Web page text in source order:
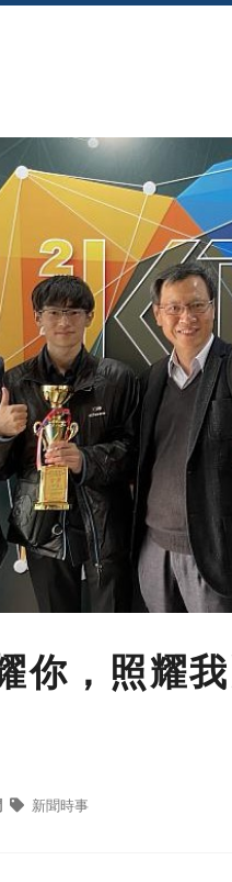
你，照耀
新聞時事